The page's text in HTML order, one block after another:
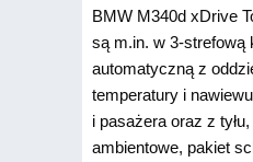
BMW M340d xDrive
są m.in. w 3-strefową
automatyczną z
temperatury i
i pasażera oraz z
ambientowe, pakiet